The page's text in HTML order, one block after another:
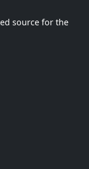
source for the